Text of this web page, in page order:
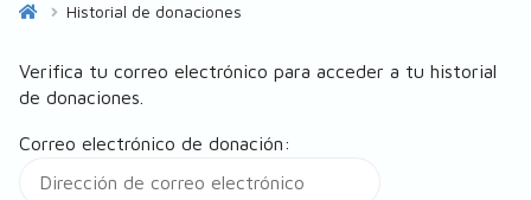
Historial de donaciones
Verifica tu correo electrónico para acceder a tu historial
de donaciones.
Correo electrónico de donación: